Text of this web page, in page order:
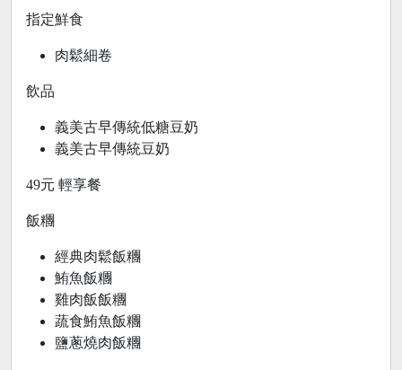
指定鮮食
肉鬆細卷
飲品
義美古早傳統低糖豆奶
義美古早傳統豆奶
49元 輕享餐
飯糰
經典肉鬆飯糰
鮪魚飯糰
雞肉飯飯糰
蔬食鮪魚飯糰
鹽蔥燒肉飯糰